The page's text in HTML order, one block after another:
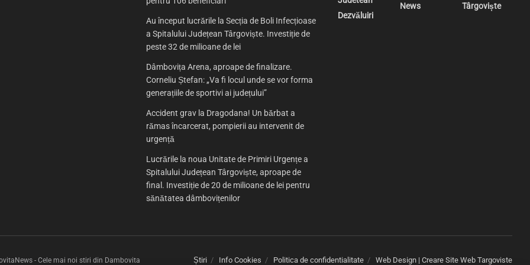
Au început lucrările la Secția de Boli Infecțioase
a Spitalului Județean Târgoviște. Investiție de
peste 32 de milioane de lei
Dâmbovița Arena, aproape de finalizare.
Corneliu Ștefan: „Va fi locul unde se vor forma
generațiile de sportivi ai județului”
Accident grav la Dragodana! Un bărbat a
rămas încarcerat, pompierii au intervenit de
urgență
Lucrările la noua Unitate de Primiri Urgențe a
Spitalului Județean Târgoviște, aproape de
final. Investiție de 20 de milioane de lei pentru
sănătatea dâmbovițenilor
Dezvăluiri
News
Târgoviște
Știri Info Cookies Politica de confidentialitate Web Design | Creare Site Web Targoviste
- Cele mai noi stiri din Dambovita